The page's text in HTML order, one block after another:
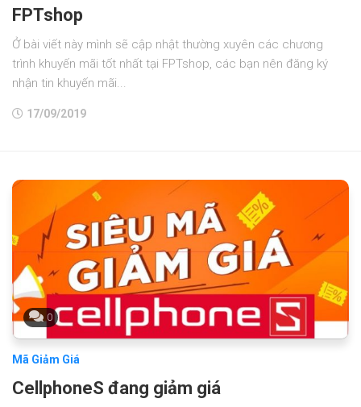
FPTshop
Ở bài viết này mình sẽ cập nhật thường xuyên các chương
trình khuyến mãi tốt nhất tại FPTshop, các bạn nên đăng ký
nhận tin khuyến mãi...
17/09/2019
0
Mã Giảm Giá
CellphoneS đang giảm giá